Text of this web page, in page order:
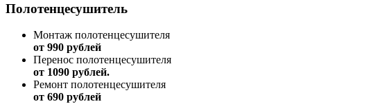
Полотенцесушитель
Монтаж полотенцесушителя
от 990 рублей
Перенос полотенцесушителя
от 1090 рублей.
Ремонт полотенцесушителя
от 690 рублей